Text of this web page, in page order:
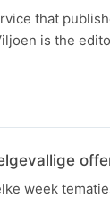
that
is the
week